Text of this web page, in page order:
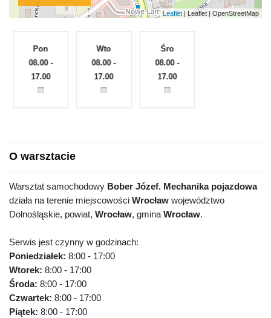
Leaflet | Leaflet | OpenStreetMap
Pon
08.00 -
17.00
Wto
08.00 -
17.00
Śro
08.00 -
17.00
O warsztacie
Warsztat samochodowy Bober Józef. Mechanika pojazdowa
działa na terenie miejscowości Wrocław województwo
Dolnośląskie, powiat, Wrocław, gmina Wrocław.
Serwis jest czynny w godzinach:
Poniedziałek: 8:00 - 17:00
Wtorek: 8:00 - 17:00
Środa: 8:00 - 17:00
Czwartek: 8:00 - 17:00
Piątek: 8:00 - 17:00